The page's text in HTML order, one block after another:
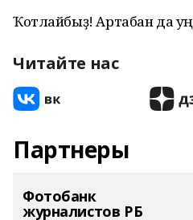
Ҡотлайбыҙ! Артабан да
Читайте нас
Партнеры
Фотобанк
журналистов РБ